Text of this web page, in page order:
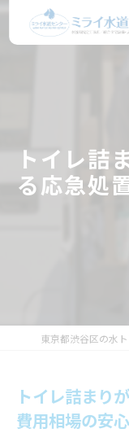
トイレ詰
る応急処
トイレ詰まり
費用相場の安